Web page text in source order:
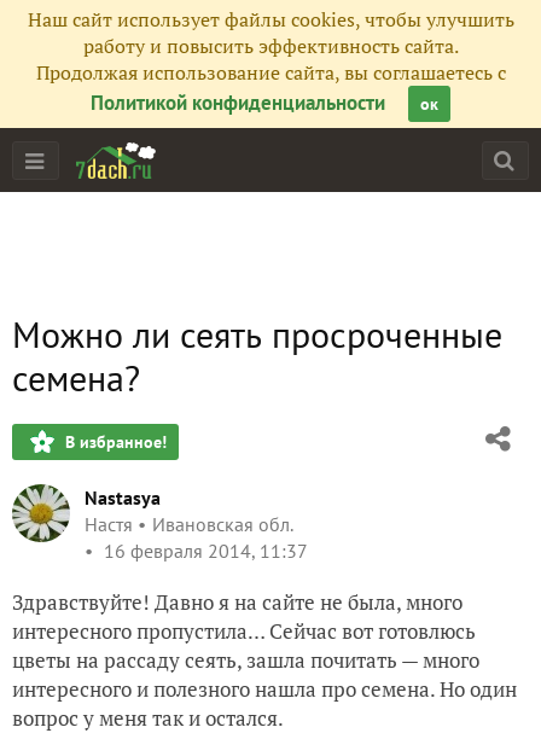
Наш сайт использует файлы cookies, чтобы улучшить
работу и повысить эффективность сайта.
Продолжая использование сайта, вы соглашаетесь с
Политикой конфиденциальности
ок
Можно ли сеять просроченные
семена?
В избранное!
Nastasya
Настя
Ивановская обл.
16 февраля 2014, 11:37
Здравствуйте! Давно я на сайте не была, много
интересного пропустила… Сейчас вот готовлюсь
цветы на рассаду сеять, зашла почитать — много
интересного и полезного нашла про семена. Но один
вопрос у меня так и остался.